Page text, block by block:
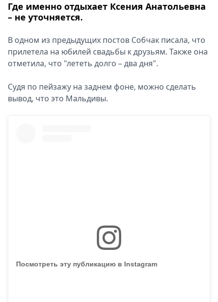
Где именно отдыхает Ксения Анатольевна
– не уточняется.
В одном из предыдущих постов Собчак писала, что
прилетела на юбилей свадьбы к друзьям. Также она
отметила, что "лететь долго – два дня".
Судя по пейзажу на заднем фоне, можно сделать
вывод, что это Мальдивы.
Посмотреть эту публикацию в Instagram